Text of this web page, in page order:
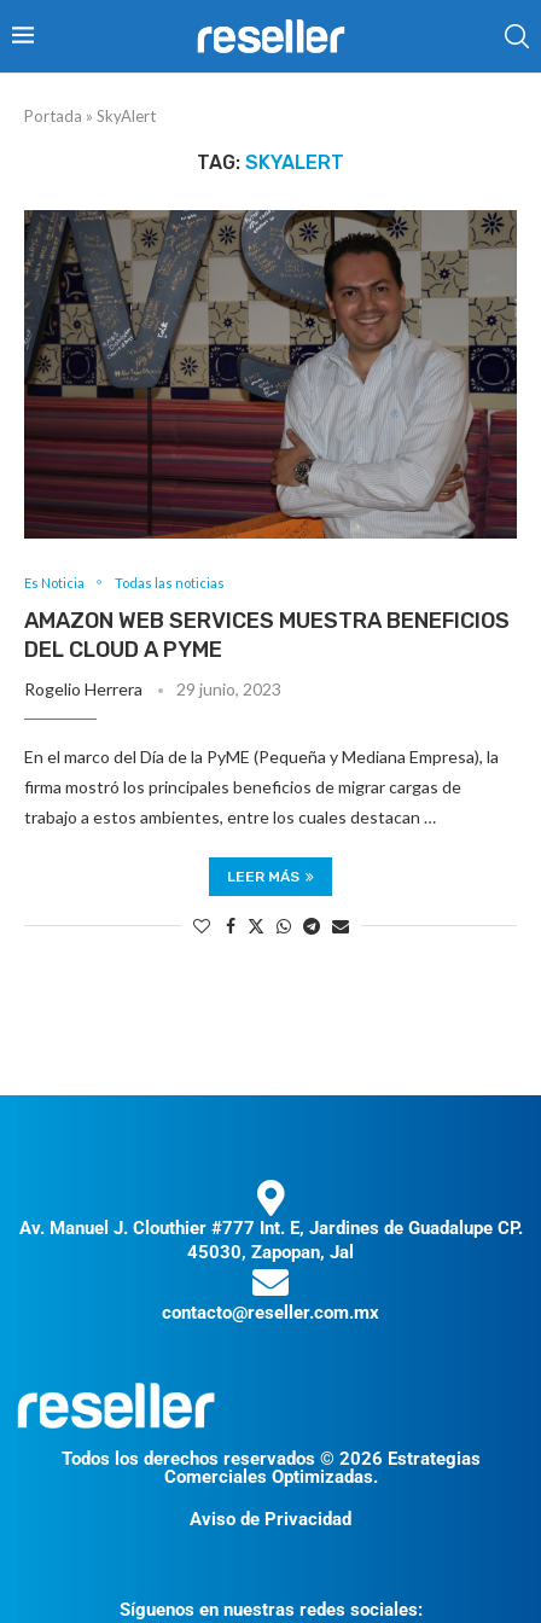
Portada » SkyAlert
TAG: SKYALERT
Es Noticia Todas las noticias
AMAZON WEB SERVICES MUESTRA BENEFICIOS
DEL CLOUD A PYME
Rogelio Herrera 29 junio, 2023
En el marco del Día de la PyME (Pequeña y Mediana Empresa), la
firma mostró los principales beneficios de migrar cargas de
trabajo a estos ambientes, entre los cuales destacan …
LEER MÁS
Av. Manuel J. Clouthier #777 Int. E, Jardines de Guadalupe CP.
45030, Zapopan, Jal
contacto@reseller.com.mx
Todos los derechos reservados © 2026 Estrategias
Comerciales Optimizadas.
Aviso de Privacidad
Síguenos en nuestras redes sociales: